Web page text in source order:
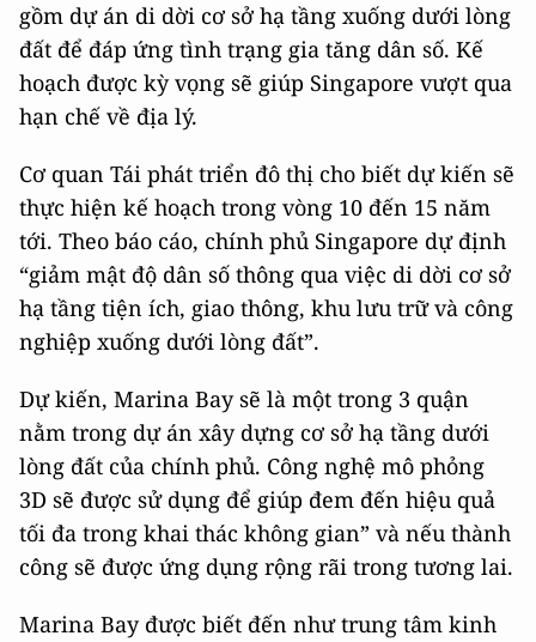
gồm dự án di dời cơ sở hạ tầng xuống dưới lòng
đất để đáp ứng tình trạng gia tăng dân số. Kế
hoạch được kỳ vọng sẽ giúp Singapore vượt qua
hạn chế về địa lý.
Cơ quan Tái phát triển đô thị cho biết dự kiến sẽ
thực hiện kế hoạch trong vòng 10 đến 15 năm
tới. Theo báo cáo, chính phủ Singapore dự định
“giảm mật độ dân số thông qua việc di dời cơ sở
hạ tầng tiện ích, giao thông, khu lưu trữ và công
nghiệp xuống dưới lòng đất”.
Dự kiến, Marina Bay sẽ là một trong 3 quận
nằm trong dự án xây dựng cơ sở hạ tầng dưới
lòng đất của chính phủ. Công nghệ mô phỏng
3D sẽ được sử dụng để giúp đem đến hiệu quả
tối đa trong khai thác không gian” và nếu thành
công sẽ được ứng dụng rộng rãi trong tương lai.
Marina Bay được biết đến như trung tâm kinh